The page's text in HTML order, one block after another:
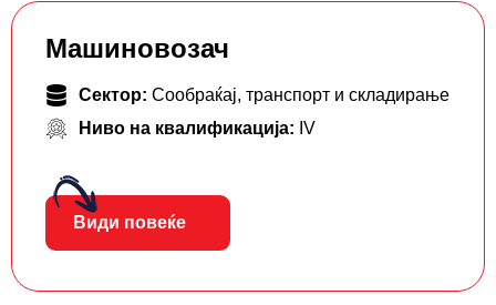
Машиновозач
Сектор: Сообраќај, транспорт и складирање
Ниво на квалификација: IV
Види повеќе